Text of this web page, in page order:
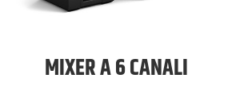
MIXER A 6 CANALI